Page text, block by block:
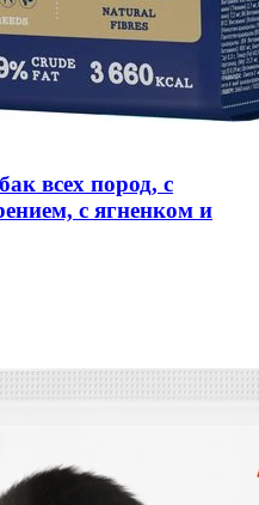
всех пород, с
с ягненком и